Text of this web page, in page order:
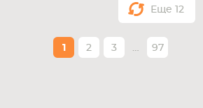
Еще 12
1 2 3 … 97